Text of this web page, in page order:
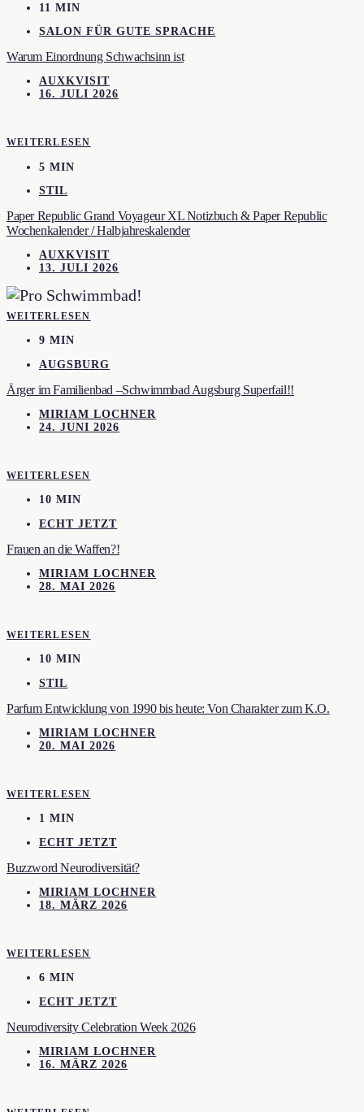
11 MIN
SALON FÜR GUTE SPRACHE
Warum Einordnung Schwachsinn ist
AUXKVISIT
16. JULI 2026
WEITERLESEN
5 MIN
STIL
Paper Republic Grand Voyageur XL Notizbuch & Paper Republic
Wochenkalender / Halbjahreskalender
AUXKVISIT
13. JULI 2026
WEITERLESEN
9 MIN
AUGSBURG
Ärger im Familienbad –Schwimmbad Augsburg Superfail!!
MIRIAM LOCHNER
24. JUNI 2026
WEITERLESEN
10 MIN
ECHT JETZT
Frauen an die Waffen?!
MIRIAM LOCHNER
28. MAI 2026
WEITERLESEN
10 MIN
STIL
Parfum Entwicklung von 1990 bis heute: Von Charakter zum K.O.
MIRIAM LOCHNER
20. MAI 2026
WEITERLESEN
1 MIN
ECHT JETZT
Buzzword Neurodiversität?
MIRIAM LOCHNER
18. MÄRZ 2026
WEITERLESEN
6 MIN
ECHT JETZT
Neurodiversity Celebration Week 2026
MIRIAM LOCHNER
16. MÄRZ 2026